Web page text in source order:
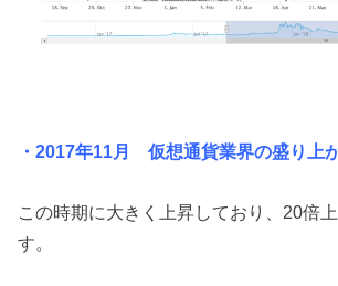
・2017年11月 仮想通貨業界の盛り上
この時期に大きく上昇しており、20倍
す。